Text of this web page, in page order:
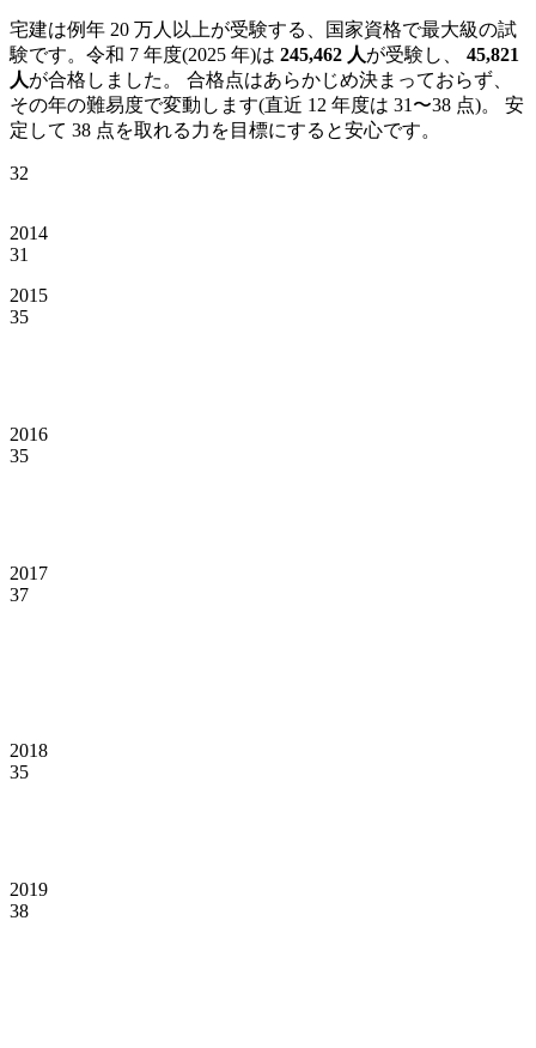
宅建は例年 20 万人以上が受験する、国家資格で最大級の試
験です。 令和 7 年度(2025 年)は 245,462 人が受験し、
45,821
人が合格しました。 合格点はあらかじめ決まっておらず、
その年の難易度で変動します(直近 12 年度は 31 〜38 点)。 安
定して 38 点を取れる力を目標にすると安心です。
32
2014
31
2015
35
2016
35
2017
37
2018
35
2019
38